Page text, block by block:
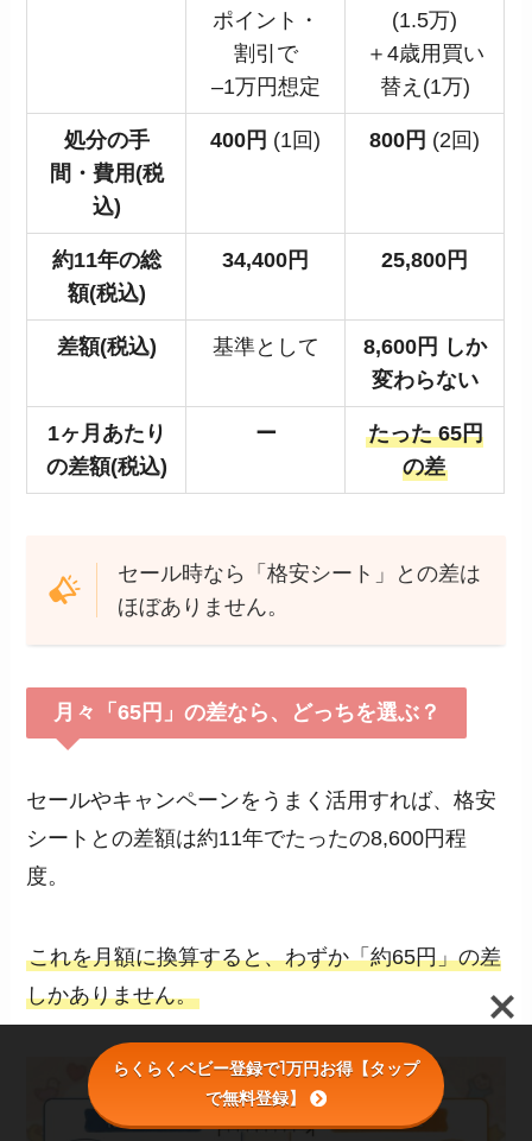
ポイント・
割引で
–1万円想定
(1.5万)
＋4歳用買い
替え(1万)
処分の手
間・費用(税
込)
400円 (1回) 800円 (2回)
約11年の総
額(税込)
34,400円 25,800円
差額(税込) 基準として
8,600円 しか
変わらない
1ヶ月あたり
の差額(税込)
ー
たった 65円
の差
セール時なら「格安シート」との差は
ほぼありません。
月々「65円」の差なら、どっちを選ぶ？
セールやキャンペーンをうまく活用すれば、格安
シートとの差額は約11年でたったの8,600円程
度。
これを月額に換算すると、わずか「約65円」の差
しかありません。
らくらくベビー登録で1万円お得【タップ
で無料登録】